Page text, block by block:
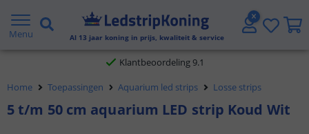
Menu Al 13 jaar koning in prijs, kwaliteit & service
Klantbeoordeling 9.1
morgen in huis
Home
Toepassingen Aquarium led strips Losse strips
5 t/m 50 cm aquarium LED strip Koud Wit